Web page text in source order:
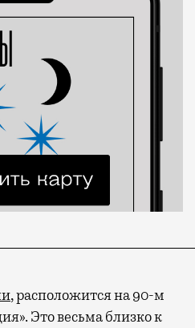
, расположится на 90-м
Это весьма близко к